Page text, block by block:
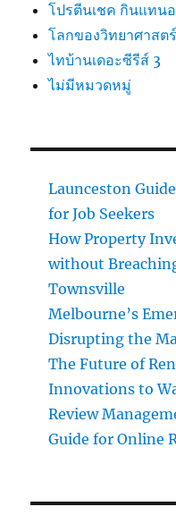
โปรตีนเชค กินแทน
โลกของวิทยาศาสต
ไทบ้านเดอะซีรีส์ 3
ไม่มีหมวดหมู่
Launceston
for Job Seekers
How Property
without
Townsville
Melbourne’s
Disrupting the
The Future of
Innovations to
Review
Guide for Online